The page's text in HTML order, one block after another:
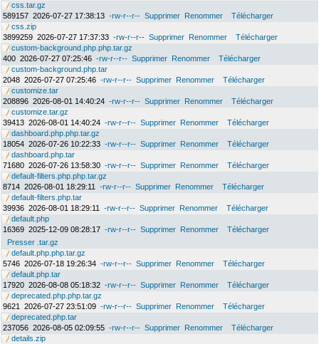
css.tar.gz
589157 2026-07-27 17:38:13 -rw-r--r-- Supprimer Renommer
Télécharger
css.zip
3899259 2026-07-27 17:37:33 -rw-r--r-- Supprimer Renommer
Télécharger
custom-background.php.php.tar.gz
400 2026-07-27 07:25:46 -rw-r--r-- Supprimer Renommer
Télécharger
custom-background.php.tar
2048 2026-07-27 07:25:46 -rw-r--r-- Supprimer Renommer
Télécharger
customize.tar
208896 2026-08-01 14:40:24 -rw-r--r-- Supprimer Renommer
Télécharger
customize.tar.gz
39413 2026-08-01 14:40:24 -rw-r--r-- Supprimer Renommer
Télécharger
dashboard.php.php.tar.gz
18054 2026-07-26 10:22:33 -rw-r--r-- Supprimer Renommer
Télécharger
dashboard.php.tar
71680 2026-07-26 13:58:30 -rw-r--r-- Supprimer Renommer
Télécharger
default-filters.php.php.tar.gz
8714 2026-08-01 18:29:11 -rw-r--r-- Supprimer Renommer
Télécharger
default-filters.php.tar
39936 2026-08-01 18:29:11 -rw-r--r-- Supprimer Renommer
Télécharger
default.php
16369 2025-12-09 08:28:17 -rw-r--r-- Supprimer Renommer
Télécharger
Presser .tar.gz
default.php.php.tar.gz
5746 2026-07-18 19:26:34 -rw-r--r-- Supprimer Renommer
Télécharger
default.php.tar
17920 2026-08-08 05:18:32 -rw-r--r-- Supprimer Renommer
Télécharger
deprecated.php.php.tar.gz
9621
2026-07-27 23:51:09 -rw-r--r-- Supprimer Renommer
Télécharger
deprecated.php.tar
237056 2026-08-05 02:09:55 -rw-r--r-- Supprimer Renommer
Télécharger
details.zip